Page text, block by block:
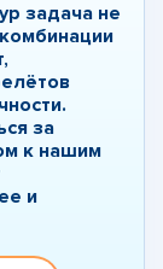
задача не
за
к нашим
и